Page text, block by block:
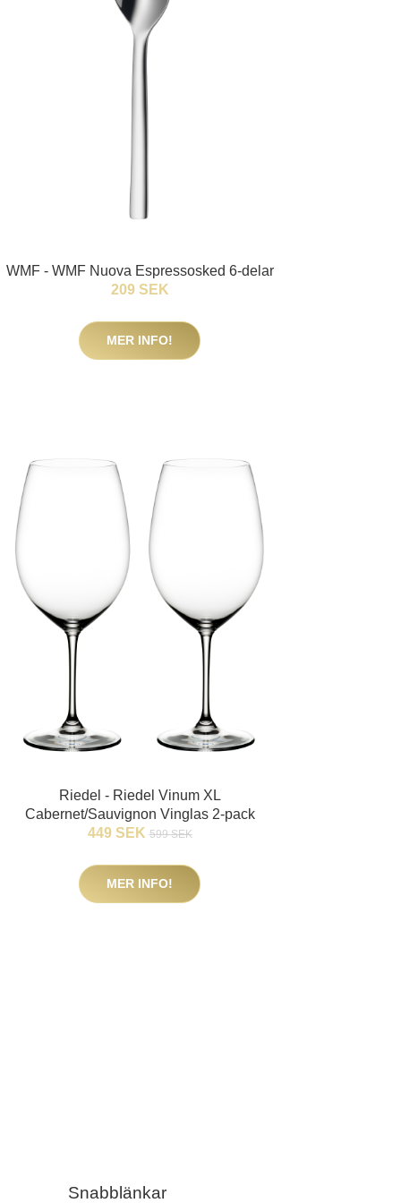
WMF - WMF Nuova Espressosked 6-delar
209 SEK
MER INFO!
Riedel - Riedel Vinum XL
Cabernet/Sauvignon Vinglas 2-pack
449 SEK 599 SEK
MER INFO!
Snabblänkar